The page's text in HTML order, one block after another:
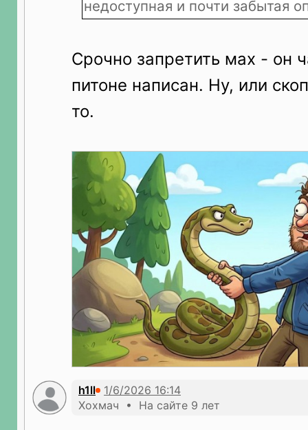
недоступная и почти забытая
Срочно запретить мах - он
питоне написан. Ну, или
то.
h1ll
Хохмач • На сайте 9 лет